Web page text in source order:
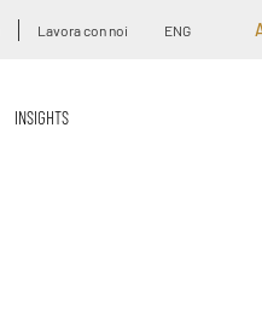
Lavora con noi ENG
INSIGHTS